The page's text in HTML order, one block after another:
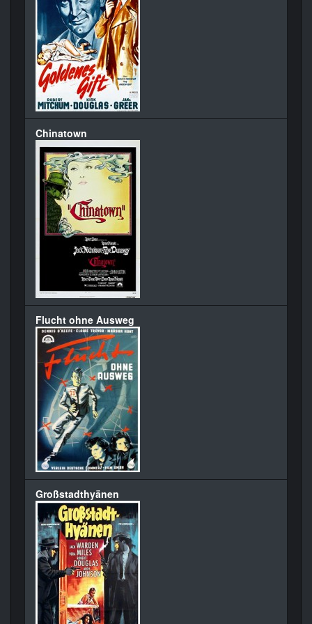
Chinatown
Flucht ohne Ausweg
Großstadthyänen